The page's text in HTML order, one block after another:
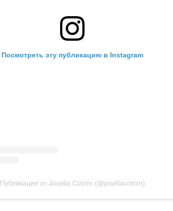
Посмотреть эту публикацию в Instagram
Публикация от Josélia Cotrim (@joseliacotrim)